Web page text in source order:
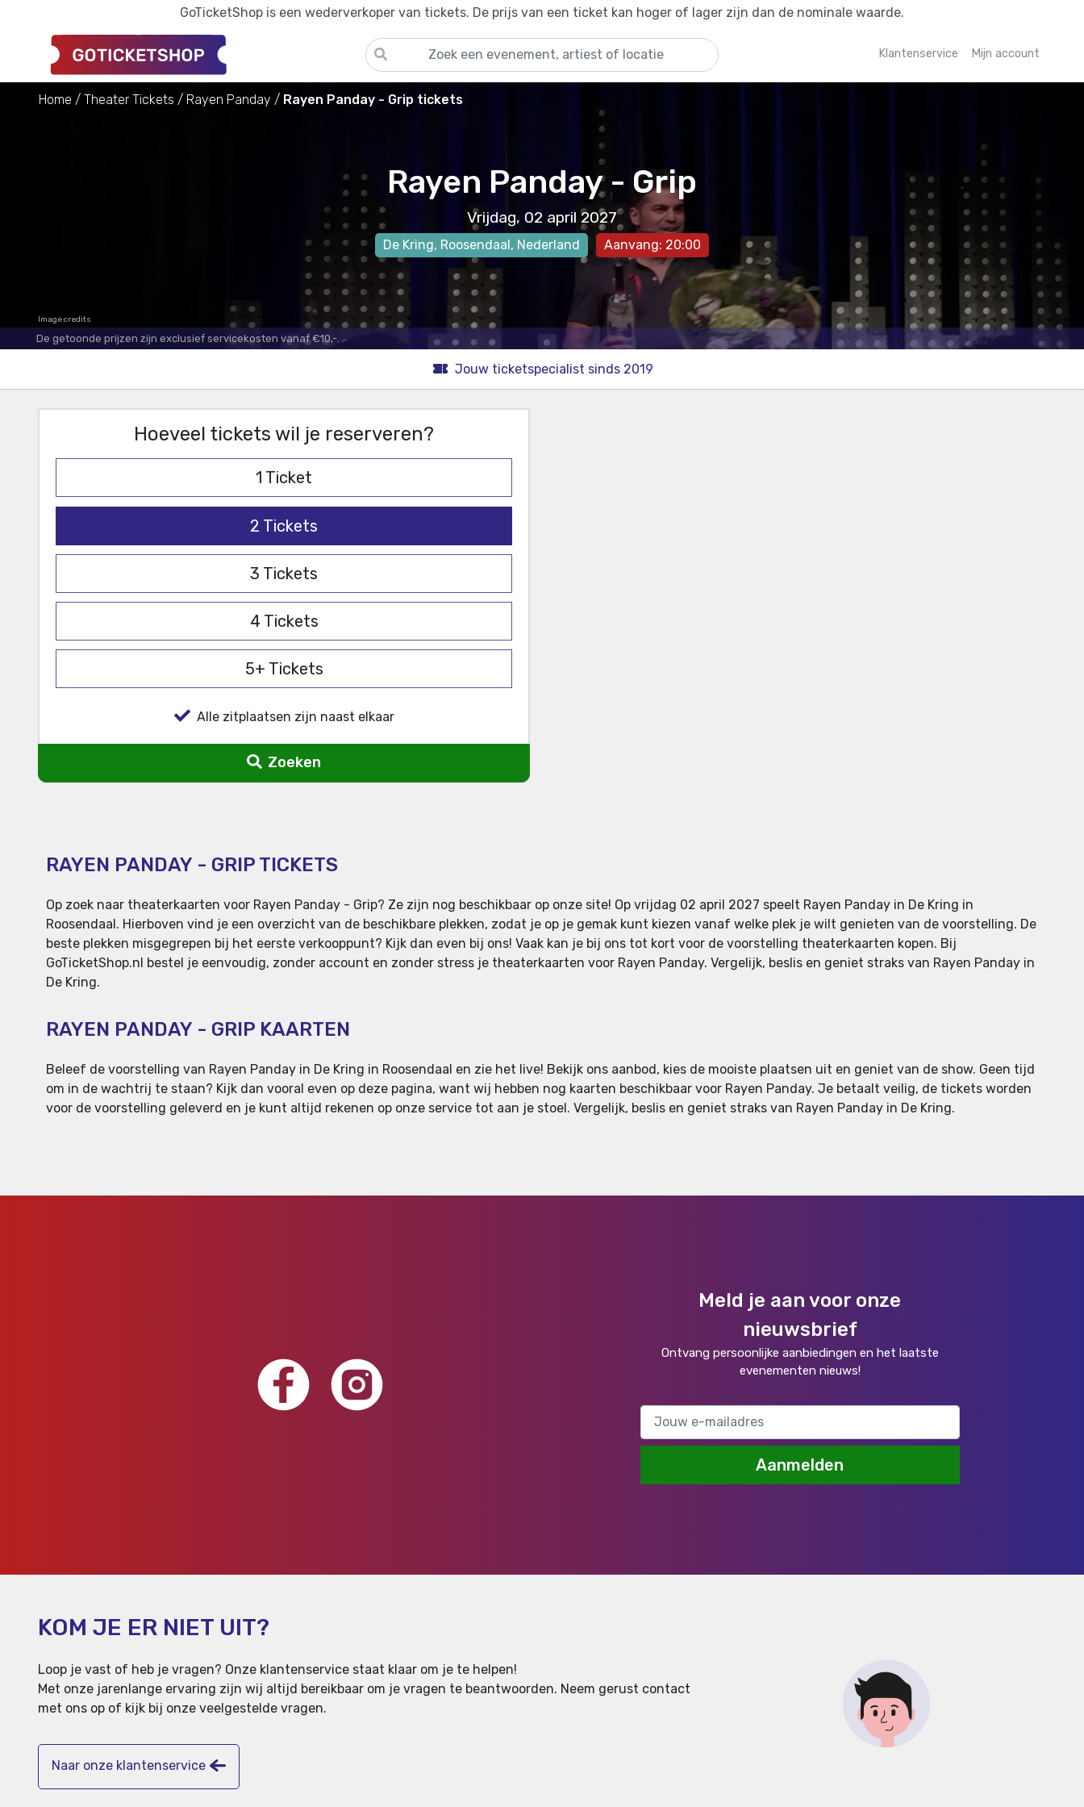
GoTicketShop is een wederverkoper van tickets. De prijs van een ticket kan hoger of lager zijn dan de nominale waarde.
Klantenservice Mijn account
Home Theater Tickets Rayen Panday Rayen Panday - Grip tickets
Rayen Panday - Grip
Vrijdag, 02 april 2027
De Kring, Roosendaal, Nederland Aanvang: 20:00
Image credits
De getoonde prijzen zijn exclusief servicekosten vanaf €10,-.
Jouw ticketspecialist sinds 2019
Hoeveel tickets wil je reserveren?
1 Ticket
2 Tickets
3 Tickets
4 Tickets
5+ Tickets
Alle zitplaatsen zijn naast elkaar
Zoeken
RAYEN PANDAY - GRIP TICKETS
Op zoek naar theaterkaarten voor Rayen Panday - Grip? Ze zijn nog beschikbaar op onze site! Op vrijdag 02 april 2027 speelt Rayen Panday in De Kring in
Roosendaal. Hierboven vind je een overzicht van de beschikbare plekken, zodat je op je gemak kunt kiezen vanaf welke plek je wilt genieten van de voorstelling. De
beste plekken misgegrepen bij het eerste verkooppunt? Kijk dan even bij ons! Vaak kan je bij ons tot kort voor de voorstelling theaterkaarten kopen. Bij
GoTicketShop.nl bestel je eenvoudig, zonder account en zonder stress je theaterkaarten voor Rayen Panday. Vergelijk, beslis en geniet straks van Rayen Panday in
De Kring.
RAYEN PANDAY - GRIP KAARTEN
Beleef de voorstelling van Rayen Panday in De Kring in Roosendaal en zie het live! Bekijk ons aanbod, kies de mooiste plaatsen uit en geniet van de show. Geen tijd
om in de wachtrij te staan? Kijk dan vooral even op deze pagina, want wij hebben nog kaarten beschikbaar voor Rayen Panday. Je betaalt veilig, de tickets worden
voor de voorstelling geleverd en je kunt altijd rekenen op onze service tot aan je stoel. Vergelijk, beslis en geniet straks van Rayen Panday in De Kring.
Meld je aan voor onze
nieuwsbrief
Ontvang persoonlijke aanbiedingen en het laatste
evenementen nieuws!
Aanmelden
KOM JE ER NIET UIT?
Loop je vast of heb je vragen? Onze klantenservice staat klaar om je te helpen!
Met onze jarenlange ervaring zijn wij altijd bereikbaar om je vragen te beantwoorden. Neem gerust contact
met ons op of kijk bij onze veelgestelde vragen.
Naar onze klantenservice